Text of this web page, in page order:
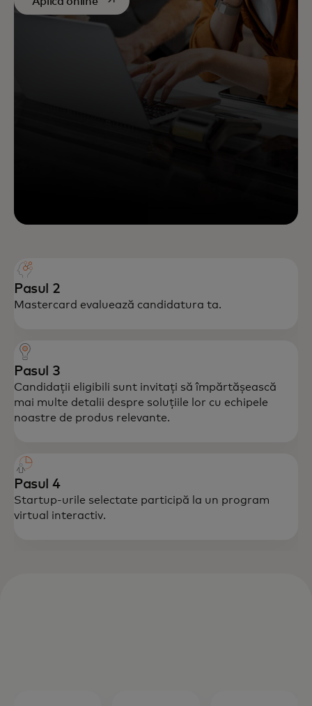
Pasul 2
Mastercard evaluează candidatura ta.
Pasul 3
Candidații eligibili sunt invitați să împărtășească
mai multe detalii despre soluțiile lor cu echipele
noastre de produs relevante.
Pasul 4
Startup-urile selectate participă la un program
virtual interactiv.